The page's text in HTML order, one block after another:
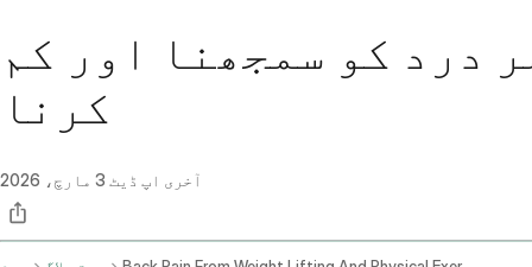
درد کو سمجھنا اور کم
کرنا
آخری اپ ڈیٹ 3 مارچ، 2026